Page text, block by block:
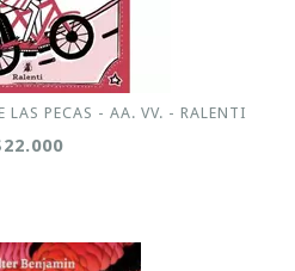
PECAS - AA. VV. - RALENTI